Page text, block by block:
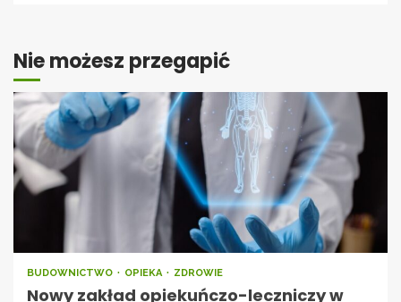
Nie możesz przegapić
BUDOWNICTWO OPIEKA ZDROWIE
Nowy zakład opiekuńczo-leczniczy w